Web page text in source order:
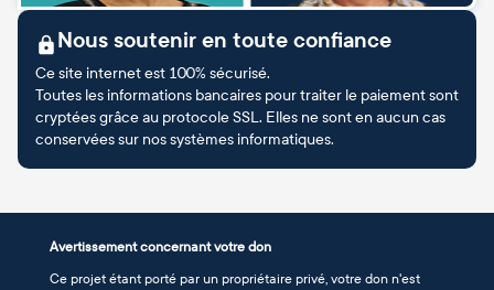
Nous soutenir en toute confiance
Ce site internet est 100% sécurisé.
Toutes les informations bancaires pour traiter le paiement sont
cryptées grâce au protocole SSL. Elles ne sont en aucun cas
conservées sur nos systèmes informatiques.
Avertissement concernant votre don
Ce projet étant porté par un propriétaire privé, votre don n'est